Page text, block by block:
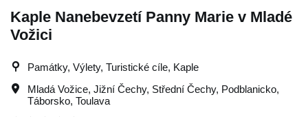
Kaple Nanebevzetí Panny Marie v Mladé
Vožici
Památky, Výlety, Turistické cíle, Kaple
Mladá Vožice, Jižní Čechy, Střední Čechy, Podblanicko,
Táborsko, Toulava